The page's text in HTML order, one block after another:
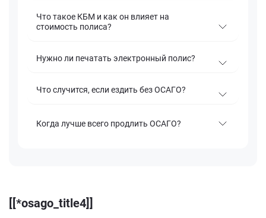
Что такое КБМ и как он влияет на
стоимость полиса?
Нужно ли печатать электронный полис?
Что случится, если ездить без ОСАГО?
Когда лучше всего продлить ОСАГО?
[[*osago_title4]]